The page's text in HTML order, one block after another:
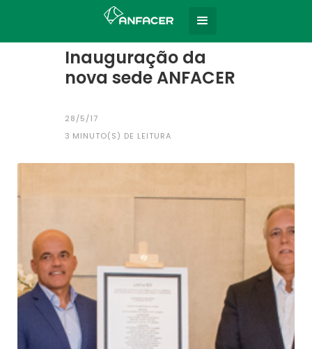
Todas as notícias
Inauguração da
nova sede ANFACER
28/5/17
3 MINUTO(S) DE LEITURA